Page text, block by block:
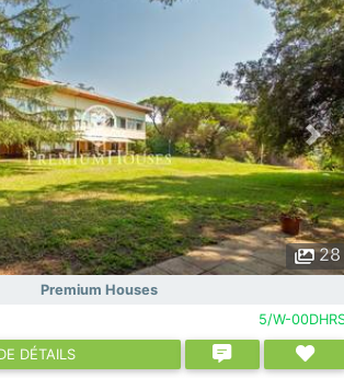
28
Premium Houses
5/W-
DÉTAILS